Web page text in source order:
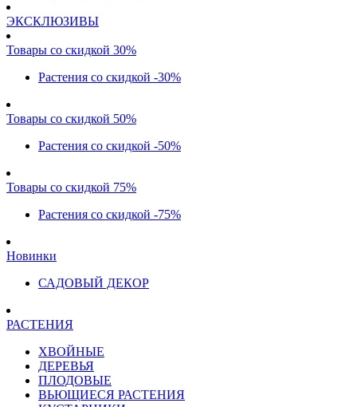
ЭКСКЛЮЗИВЫ
Товары со скидкой 30%
Растения со скидкой -30%
Товары со скидкой 50%
Растения со скидкой -50%
Товары со скидкой 75%
Растения со скидкой -75%
Новинки
САДОВЫЙ ДЕКОР
РАСТЕНИЯ
ХВОЙНЫЕ
ДЕРЕВЬЯ
ПЛОДОВЫЕ
ВЬЮЩИЕСЯ РАСТЕНИЯ